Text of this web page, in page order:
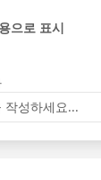
が、データソ
って項目名+(
)
으로 표시
작성하세요...